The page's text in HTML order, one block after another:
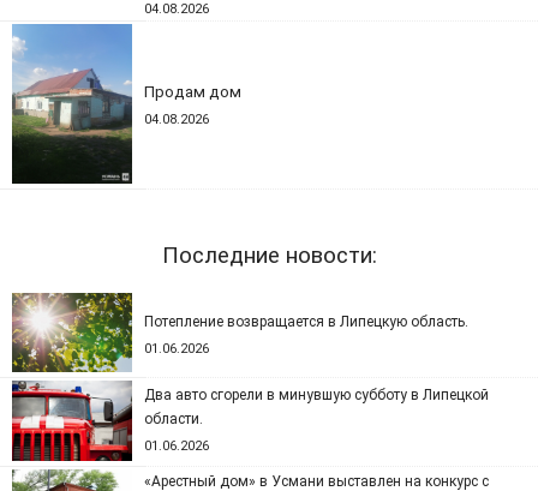
04.08.2026
Продам дом
04.08.2026
Последние новости:
Потепление возвращается в Липецкую область.
01.06.2026
Два авто сгорели в минувшую субботу в Липецкой
области.
01.06.2026
«Арестный дом» в Усмани выставлен на конкурс с